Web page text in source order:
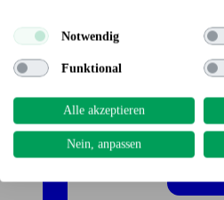
Notwendig
Funktional
Alle akzeptieren
Nein, anpassen